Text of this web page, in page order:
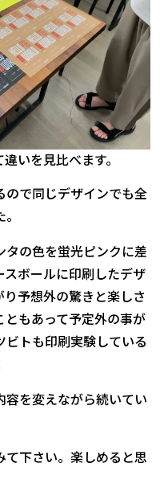
いを見比べます。
ので同じデザインでも全
の色を蛍光ピンクに差
スボールに印刷したデザ
予想外の驚きと楽しさ
もあって予定外の事が
トも印刷実験している
容を変えながら続いてい
下さい。楽しめると思